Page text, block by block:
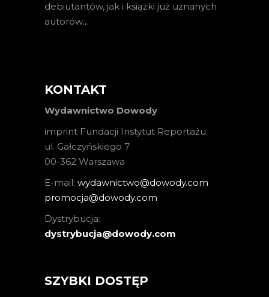
debiutantów, jak i książki już uznanych
autorów…
KONTAKT
Wydawnictwo Dowody
imprint Fundacji Instytut Reportażu
ul. Gałczyńskiego 7
00-362 Warszawa
E-mail: wydawnictwo@dowody.com
promocja@dowody.com
Dystrybucja:
dystrybucja@dowody.com
SZYBKI DOSTĘP